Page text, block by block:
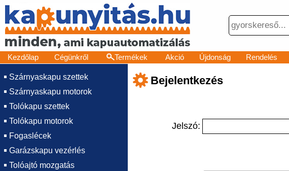
Kezdőlap Cégünkről Termékek Akció Újdonság Rendelés
Szárnyaskapu szettek
Szárnyaskapu motorok
Tolókapu szettek
Tolókapu motorok
Fogaslécek
Garázskapu vezérlés
Tolóajtó mozgatás
Bejelentkezés
Jelszó: